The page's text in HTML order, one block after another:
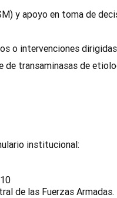
y apoyo en toma de
o intervenciones
transaminasas de
institucional:
de las Fuerzas Armadas.